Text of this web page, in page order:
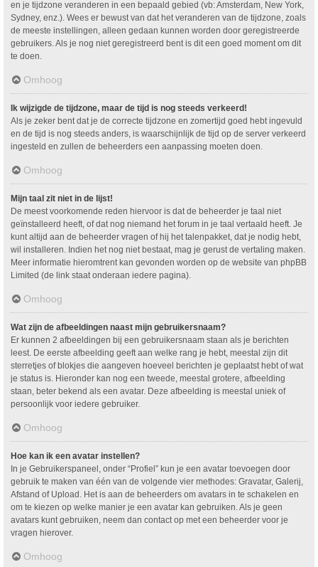
en je tijdzone veranderen in een bepaald gebied (vb: Amsterdam, New York,
Sydney, enz.). Wees er bewust van dat het veranderen van de tijdzone, zoals
de meeste instellingen, alleen gedaan kunnen worden door geregistreerde
gebruikers. Als je nog niet geregistreerd bent is dit een goed moment om dit
te doen.
Omhoog
Ik wijzigde de tijdzone, maar de tijd is nog steeds verkeerd!
Als je zeker bent dat je de correcte tijdzone en zomertijd goed hebt ingevuld
en de tijd is nog steeds anders, is waarschijnlijk de tijd op de server verkeerd
ingesteld en zullen de beheerders een aanpassing moeten doen.
Omhoog
Mijn taal zit niet in de lijst!
De meest voorkomende reden hiervoor is dat de beheerder je taal niet
geïnstalleerd heeft, of dat nog niemand het forum in je taal vertaald heeft. Je
kunt altijd aan de beheerder vragen of hij het talenpakket, dat je nodig hebt,
wil installeren. Indien het nog niet bestaat, mag je gerust de vertaling maken.
Meer informatie hieromtrent kan gevonden worden op de website van phpBB
Limited (de link staat onderaan iedere pagina).
Omhoog
Wat zijn de afbeeldingen naast mijn gebruikersnaam?
Er kunnen 2 afbeeldingen bij een gebruikersnaam staan als je berichten
leest. De eerste afbeelding geeft aan welke rang je hebt, meestal zijn dit
sterretjes of blokjes die aangeven hoeveel berichten je geplaatst hebt of wat
je status is. Hieronder kan nog een tweede, meestal grotere, afbeelding
staan, beter bekend als een avatar. Deze afbeelding is meestal uniek of
persoonlijk voor iedere gebruiker.
Omhoog
Hoe kan ik een avatar instellen?
In je Gebruikerspaneel, onder “Profiel” kun je een avatar toevoegen door
gebruik te maken van één van de volgende vier methodes: Gravatar, Galerij,
Afstand of Upload. Het is aan de beheerders om avatars in te schakelen en
om te kiezen op welke manier je een avatar kan gebruiken. Als je geen
avatars kunt gebruiken, neem dan contact op met een beheerder voor je
vragen hierover.
Omhoog